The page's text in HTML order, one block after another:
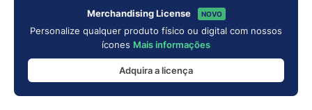
Merchandising License NOVO
Personalize qualquer produto físico ou digital com nossos
ícones Mais informações
Adquira a licença